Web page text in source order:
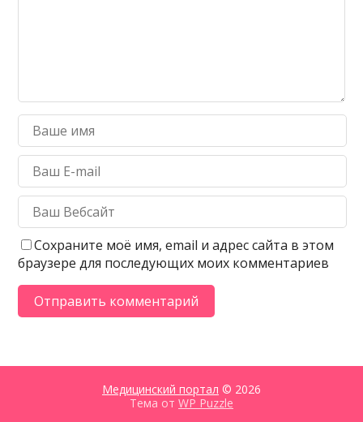
Сохраните моё имя, email и адрес сайта в этом
браузере для последующих моих комментариев
Медицинский портал © 2026
Тема от WP Puzzle